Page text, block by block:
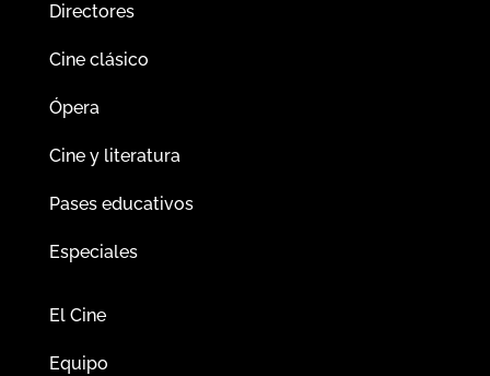
Directores
Cine clásico
Ópera
Cine y literatura
Pases educativos
Especiales
El Cine
Equipo